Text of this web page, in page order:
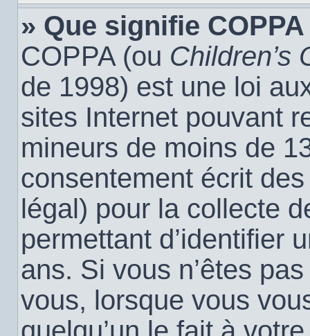
» Que signifie
COPPA (ou Children’s
de 1998) est une loi
sites Internet pouvant
mineurs de moins de
consentement écrit
légal) pour la collecte
permettant d’identifier
ans. Si vous n’êtes
vous, lorsque vous